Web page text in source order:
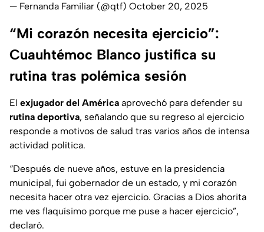
— Fernanda Familiar (@qtf) October 20, 2025
“Mi corazón necesita ejercicio”:
Cuauhtémoc Blanco justifica su
rutina tras polémica sesión
El exjugador del América aprovechó para defender su
rutina deportiva, señalando que su regreso al ejercicio
responde a motivos de salud tras varios años de intensa
actividad política.
“Después de nueve años, estuve en la presidencia
municipal, fui gobernador de un estado, y mi corazón
necesita hacer otra vez ejercicio. Gracias a Dios ahorita
me ves flaquísimo porque me puse a hacer ejercicio”,
declaró.